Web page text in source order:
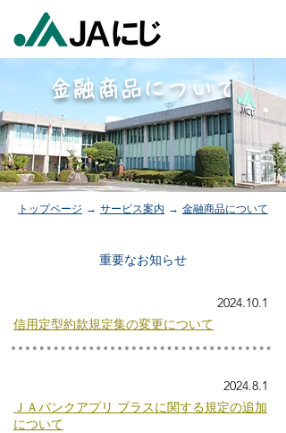
金融商品について
トップページ → サービス案内 → 金融商品について
重要なお知らせ
2024.10.1
信用定型約款規定集の変更について
2024.8.1
ＪＡバンクアプリ プラスに関する規定の追加
について